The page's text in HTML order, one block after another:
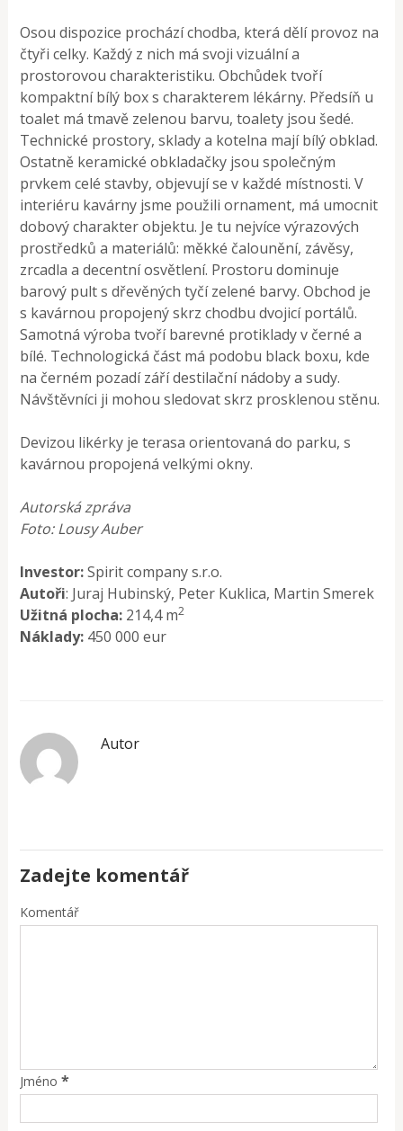
Osou dispozice prochází chodba, která dělí provoz na
čtyři celky. Každý z nich má svoji vizuální a
prostorovou charakteristiku. Obchůdek tvoří
kompaktní bílý box s charakterem lékárny. Předsíň u
toalet má tmavě zelenou barvu, toalety jsou šedé.
Technické prostory, sklady a kotelna mají bílý obklad.
Ostatně keramické obkladačky jsou společným
prvkem celé stavby, objevují se v každé místnosti. V
interiéru kavárny jsme použili ornament, má umocnit
dobový charakter objektu. Je tu nejvíce výrazových
prostředků a materiálů: měkké čalounění, závěsy,
zrcadla a decentní osvětlení. Prostoru dominuje
barový pult s dřevěných tyčí zelené barvy. Obchod je
s kavárnou propojený skrz chodbu dvojicí portálů.
Samotná výroba tvoří barevné protiklady v černé a
bílé. Technologická část má podobu black boxu, kde
na černém pozadí září destilační nádoby a sudy.
Návštěvníci ji mohou sledovat skrz prosklenou stěnu.
Devizou likérky je terasa orientovaná do parku, s
kavárnou propojená velkými okny.
Autorská zpráva
Foto: Lousy Auber
Investor:Spirit company s.r.o.
Autoři: Juraj Hubinský, Peter Kuklica, Martin Smerek
Užitná plocha: 214,4 m2
Náklady: 450 000 eur
Autor
Zadejte komentář
Komentář
Jméno *